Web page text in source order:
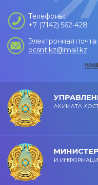
Телефоны:
+7 (7142) 562-428
Электронная почта:
ocsnt.kz@mail.kz
АКИМАТА
И